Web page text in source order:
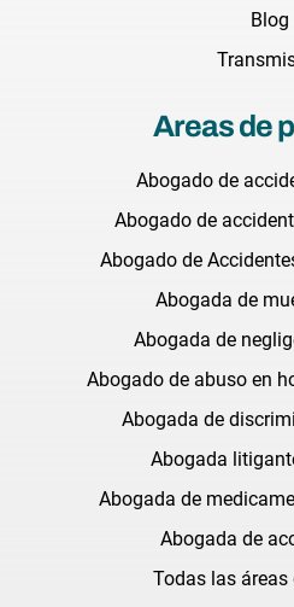
Blog
Areas de
Abogado de
Abogado de
Abogado de
Abogada de
Abogada de
Abogado de abuso en
Abogada de
Abogada
Abogada de
Abogada de
Todas las áreas